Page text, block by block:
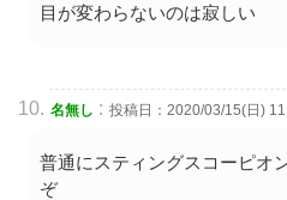
目が変わらないのは寂しい
名無し : 投稿日：2020/03/15(日)
普通にスティングスコーピオ
ぞ